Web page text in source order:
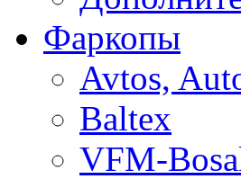
Фаркопы
Avtos,
Baltex
VFM-